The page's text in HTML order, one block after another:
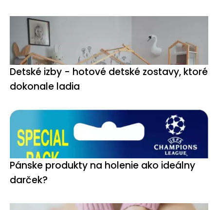
Detské izby - hotové detské zostavy, ktoré
dokonale ladia
Pánske produkty na holenie ako ideálny
darček?